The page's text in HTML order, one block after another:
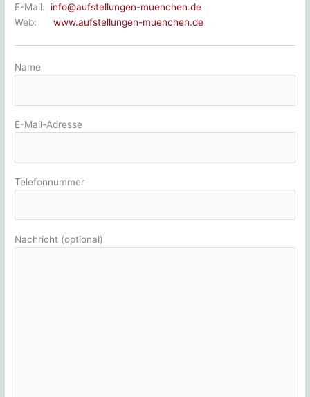
E-Mail: info@aufstellungen-muenchen.de
Web:www.aufstellungen-muenchen.de
Name
E-Mail-Adresse
Telefonnummer
Nachricht (optional)